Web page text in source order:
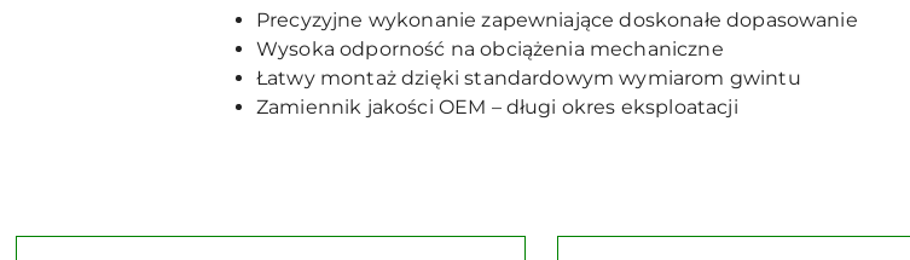
Precyzyjne wykonanie zapewniające doskonałe dopasowanie
Wysoka odporność na obciążenia mechaniczne
Łatwy montaż dzięki standardowym wymiarom gwintu
Zamiennik jakości OEM – długi okres eksploatacji